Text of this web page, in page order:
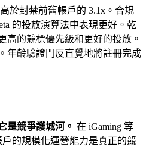
於封禁前舊帳戶的 3.1x。合規
的投放演算法中表現更好。乾
高的競標優先級和更好的投放。
年齡驗證門反直覺地將註冊完成
是競爭護城河。 在 iGaming 等
的規模化運營能力是真正的競